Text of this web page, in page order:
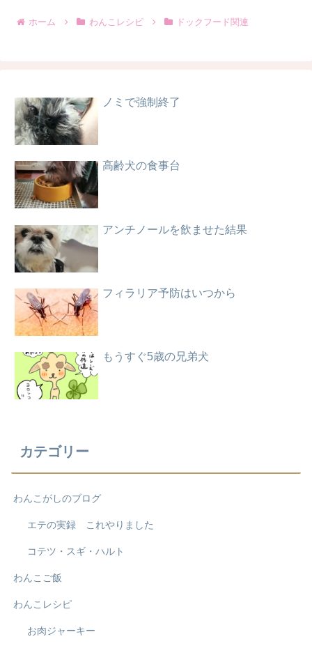
ホーム わんこレシピ ドックフード関連
ノミで強制終了
高齢犬の食事台
アンチノールを飲ませた結果
フィラリア予防はいつから
もうすぐ5歳の兄弟犬
カテゴリー
わんこがしのブログ
エテの実録 これやりました
コテツ・スギ・ハルト
わんこご飯
わんこレシピ
お肉ジャーキー